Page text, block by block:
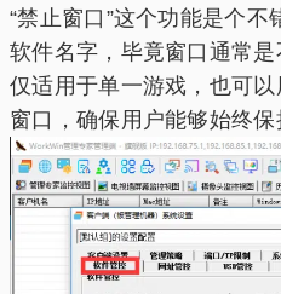
“禁止窗口”这个功能是个
软件名字，毕竟窗口通常
仅适用于单一游戏，也可
窗口，确保用户能够始终保